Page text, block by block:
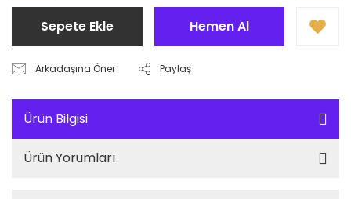
Sepete Ekle Hemen Al
Arkadaşına Öner Paylaş
Ürün Bilgisi
Ürün Yorumları